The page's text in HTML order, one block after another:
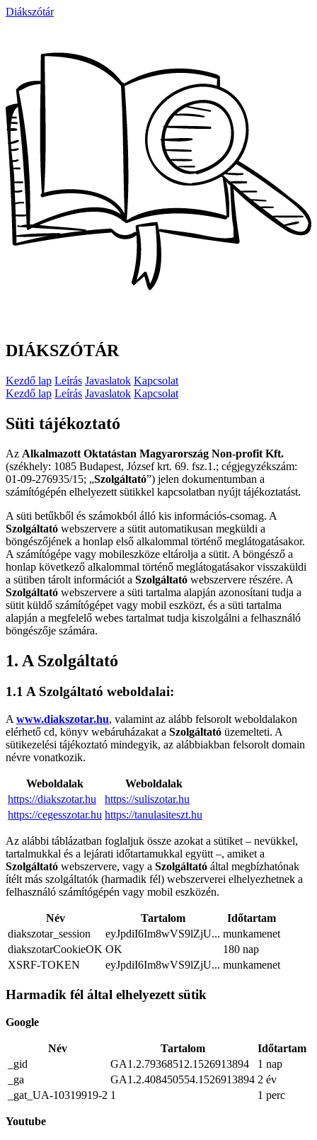
Diákszótár
DIÁKSZÓTÁR
Kezdő lap Leírás Javaslatok Kapcsolat
Kezdő lap Leírás Javaslatok Kapcsolat
Süti tájékoztató
Az Alkalmazott Oktatástan Magyarország Non-profit Kft.
(székhely: 1085 Budapest, József krt. 69. fsz.1.; cégjegyzékszám:
01-09-276935/15; „Szolgáltató”) jelen dokumentumban a
számítógépén elhelyezett sütikkel kapcsolatban nyújt tájékoztatást.
A süti betűkből és számokból álló kis információs-csomag. A
Szolgáltató webszervere a sütit automatikusan megküldi a
böngészőjének a honlap első alkalommal történő meglátogatásakor.
A számítógépe vagy mobileszköze eltárolja a sütit. A böngésző a
honlap következő alkalommal történő meglátogatásakor visszaküldi
a sütiben tárolt információt a Szolgáltató webszervere részére. A
Szolgáltató webszervere a süti tartalma alapján azonosítani tudja a
sütit küldő számítógépet vagy mobil eszközt, és a süti tartalma
alapján a megfelelő webes tartalmat tudja kiszolgálni a felhasználó
böngészője számára.
1. A Szolgáltató
1.1 A Szolgáltató weboldalai:
A www.diakszotar.hu, valamint az alább felsorolt weboldalakon
elérhető cd, könyv webáruházakat a Szolgáltató üzemelteti. A
sütikezelési tájékoztató mindegyik, az alábbiakban felsorolt domain
névre vonatkozik.
Weboldalak
Weboldalak
https://diakszotar.hu
https://suliszotar.hu
https://cegesszotar.hu https://tanulasiteszt.hu
Az alábbi táblázatban foglaljuk össze azokat a sütiket – nevükkel,
tartalmukkal és a lejárati időtartamukkal együtt –, amiket a
Szolgáltató webszervere, vagy a Szolgáltató által megbízhatónak
ítélt más szolgáltatók (harmadik fél) webszerverei elhelyezhetnek a
felhasználó számítógépén vagy mobil eszközén.
Név Tartalom
Időtartam
diakszotar_session
eyJpdiI6Im8wVS9lZjU... munkamenet
diakszotarCookieOK OK
180 nap
XSRF-TOKEN
eyJpdiI6Im8wVS9lZjU... munkamenet
Harmadik fél által elhelyezett sütik
Google
Név Tartalom
Időtartam
_gid
GA1.2.79368512.1526913894
1 nap
_ga
GA1.2.408450554.1526913894 2 év
_gat_UA-10319919-2 1 1 perc
Youtube